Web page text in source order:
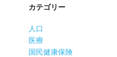
カテゴリー
人口
医療
国民健康保険